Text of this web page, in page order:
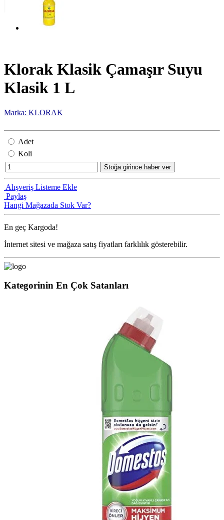
Klorak Klasik Çamaşır Suyu
Klasik 1 L
Marka: KLORAK
Adet
Koli
Stoğa girince haber ver
Alışveriş Listeme Ekle
Paylaş
Hangi Mağazada Stok Var?
En geç Kargoda!
İnternet sitesi ve mağaza satış fiyatları farklılık gösterebilir.
Kategorinin En Çok Satanları